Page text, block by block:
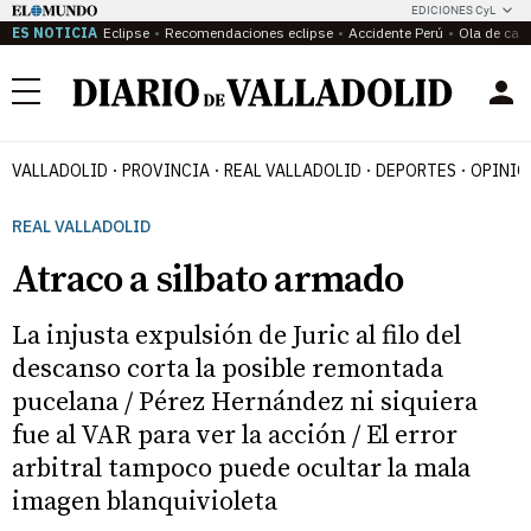
EDICIONES CyL
ES NOTICIA Eclipse Recomendaciones eclipse Accidente Perú Ola de
Menú
VALLADOLID PROVINCIA REAL VALLADOLID DEPORTES
REAL VALLADOLID
Atraco a silbato armado
La injusta expulsión de Juric al filo del
descanso corta la posible remontada
pucelana / Pérez Hernández ni siquiera
fue al VAR para ver la acción / El error
arbitral tampoco puede ocultar la mala
imagen blanquivioleta